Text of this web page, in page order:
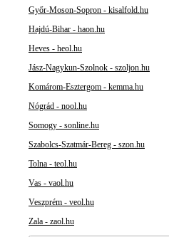
Győr-Moson-Sopron - kisalfold.hu
Hajdú-Bihar - haon.hu
Heves - heol.hu
Jász-Nagykun-Szolnok - szoljon.hu
Komárom-Esztergom - kemma.hu
Nógrád - nool.hu
Somogy - sonline.hu
Szabolcs-Szatmár-Bereg - szon.hu
Tolna - teol.hu
Vas - vaol.hu
Veszprém - veol.hu
Zala - zaol.hu